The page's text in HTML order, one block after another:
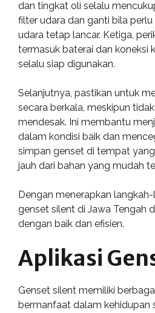
dan tingkat oli selalu
filter udara dan ganti bila
udara tetap lancar. Ketiga,
termasuk baterai dan koneksi
selalu siap digunakan.
Selanjutnya, pastikan untuk
secara berkala, meskipun
mendesak. Ini membantu
dalam kondisi baik dan
simpan genset di tempat
jauh dari bahan yang mudah
Dengan menerapkan
genset silent di Jawa Tengah
dengan baik dan efisien.
Aplikasi
Genset silent memiliki
bermanfaat dalam kehidupan